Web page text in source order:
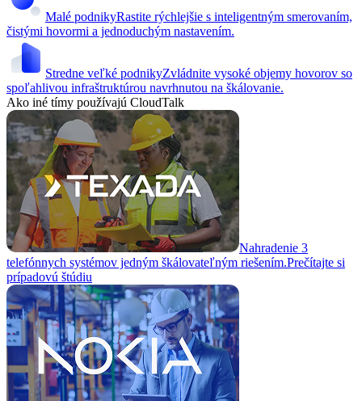
Malé podnikyRastite rýchlejšie s inteligentným smerovaním,
čistými hovormi a jednoduchým nastavením.
Stredne veľké podnikyZvládnite vysoké objemy hovorov so
spoľahlivou infraštruktúrou navrhnutou na škálovanie.
Ako iné tímy používajú CloudTalk
Nahradenie 3
telefónnych systémov jedným škálovateľným riešením.Prečítajte si
prípadovú štúdiu